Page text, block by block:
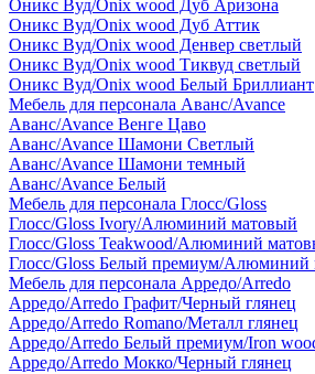
Оникс Вуд/Onix wood Дуб Аризона
Оникс Вуд/Onix wood Дуб Аттик
Оникс Вуд/Onix wood Денвер светлый
Оникс Вуд/Onix wood Тиквуд светлый
Оникс Вуд/Onix wood Белый Бриллиант
Мебель для персонала Аванс/Avance
Аванс/Avance Венге Цаво
Аванс/Avance Шамони Светлый
Аванс/Avance Шамони темный
Аванс/Avance Белый
Мебель для персонала Глосс/Gloss
Глосс/Gloss Ivory/Алюминий матовый
Глосс/Gloss Teakwood/Алюминий
Глосс/Gloss Белый премиум/Алюминий
Мебель для персонала Арредо/Arredo
Арредо/Arredo Графит/Черный глянец
Арредо/Arredo Romano/Металл глянец
Арредо/Arredo Белый премиум/Iron
Арредо/Arredo Мокко/Черный глянец